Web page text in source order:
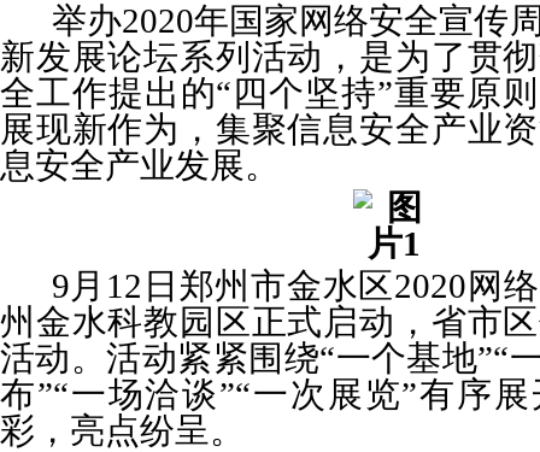
举办2020年国家网络安全宣传
新发展论坛系列活动，是为了贯
全工作提出的“四个坚持”重要原
展现新作为，集聚信息安全产业
息安全产业发展。
9月12日 郑州市金水区2020网
州金水科教园区正式启动，省市
活动。活动紧紧围绕“一个基地”“
布”“一场洽谈”“一次展览”有序
彩，亮点纷呈。